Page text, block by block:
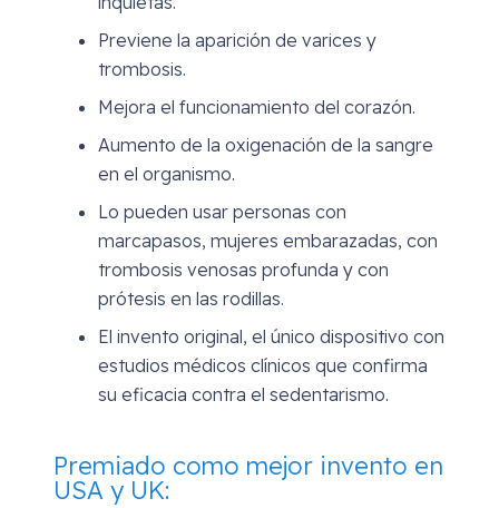
Previene la aparición de varices y
trombosis.
Mejora el funcionamiento del corazón.
Aumento de la oxigenación de la sangre
en el organismo.
Lo pueden usar personas con
marcapasos, mujeres embarazadas, con
trombosis venosas profunda y con
prótesis en las rodillas.
El invento original, el único dispositivo con
estudios médicos clínicos que confirma
su eficacia contra el sedentarismo.
Premiado como mejor invento en
USA y UK: